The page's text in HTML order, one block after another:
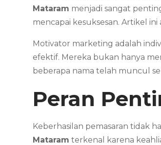
Mataram menjadi sangat
mencapai kesuksesan. Artikel
Motivator marketing adalah
efektif. Mereka bukan hanya
beberapa nama telah muncul
Peran
Keberhasilan pemasaran tidak
Mataram terkenal karena